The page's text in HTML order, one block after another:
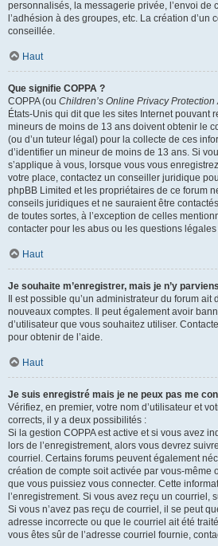
personnalisés, la messagerie privée, l’envoi de
l’adhésion à des groupes, etc. La création d’un
conseillée.
Haut
Que signifie COPPA ?
COPPA (ou Children’s Online Privacy Protection
États-Unis qui dit que les sites Internet pouvant
mineurs de moins de 13 ans doivent obtenir le
(ou d’un tuteur légal) pour la collecte de ces
d’identifier un mineur de moins de 13 ans. Si
s’applique à vous, lorsque vous vous
votre place, contactez un conseiller juridique
phpBB Limited et les propriétaires de ce forum
conseils juridiques et ne sauraient être
de toutes sortes, à l’exception de celles
contacter pour les abus ou les questions
Haut
Je souhaite m’enregistrer, mais je n’y
Il est possible qu’un administrateur du forum
nouveaux comptes. Il peut également avoir
d’utilisateur que vous souhaitez utiliser.
pour obtenir de l’aide.
Haut
Je suis enregistré mais je ne peux pas me
Vérifiez, en premier, votre nom d’utilisateur et
corrects, il y a deux possibilités :
Si la gestion COPPA est active et si vous avez
lors de l’enregistrement, alors vous devrez
courriel. Certains forums peuvent également
création de compte soit activée par vous-même
que vous puissiez vous connecter. Cette
l’enregistrement. Si vous avez reçu un courriel,
Si vous n’avez pas reçu de courriel, il se peut
adresse incorrecte ou que le courriel ait été
vous êtes sûr de l’adresse courriel fournie,